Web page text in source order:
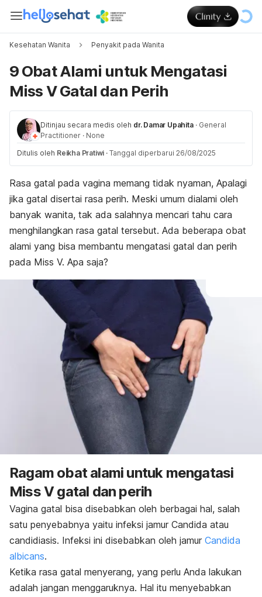
Kesehatan Wanita Penyakit pada Wanita
9 Obat Alami untuk Mengatasi
Miss V Gatal dan Perih
Ditinjau secara medis oleh dr. Damar Upahita · General
Practitioner · None
Ditulis oleh Reikha Pratiwi · Tanggal diperbarui 26/08/2025
Rasa gatal pada vagina memang tidak nyaman, Apalagi
jika gatal disertai rasa perih. Meski umum dialami oleh
banyak wanita, tak ada salahnya mencari tahu cara
menghilangkan rasa gatal tersebut. Ada beberapa obat
alami yang bisa membantu mengatasi gatal dan perih
pada Miss V. Apa saja?
Ragam obat alami untuk mengatasi
Miss V gatal dan perih
Vagina gatal bisa disebabkan oleh berbagai hal, salah
satu penyebabnya yaitu infeksi jamur Candida atau
candidiasis. Infeksi ini disebabkan oleh jamur Candida
albicans.
Ketika rasa gatal menyerang, yang perlu Anda lakukan
adalah jangan menggaruknya. Hal itu menyebabkan